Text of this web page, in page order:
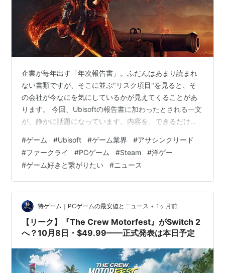
企業が毎年出す「年次報告書」。ふだんはあまり読まれ
ない書類ですが、そこに並ぶ"リスク項目"を見ると、そ
の会社が今なにを気にしているかが見えてくることがあ
ります。 今回、Ubisoftの報告書に加わったとされる一文
が、静かに話題になっています。内容を、できるだけ
スク入り これまでゲーム開発の定番リスクといえば、
「未完成のまま出してしまう＝早すぎる発売」でした。
ところが今年のUbisoftの報告書には、それに加えて「遅
すぎる発売」という新しいリスクが明記されたと報じら
れています。 理由として示されているのは、市場の競争
が激しく、時間をかけてい…
#ゲーム #Ubisoft #ゲーム業界 #アサシンクリード
#ファークライ #PCゲーム #Steam #洋ゲー
#ゲーム好きと繋がりたい #ニュース
特ゲーム｜PCゲームの最安値とニュース • 1ヶ月前
【リーク】『The Crew Motorfest』がSwitch 2
へ？10月8日・$49.99——正式発表は本日予定